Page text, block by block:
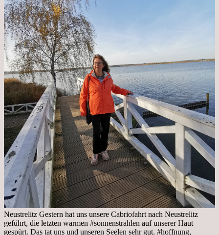
Neustrelitz Gestern hat uns unsere Cabriofahrt nach Neustrelitz
geführt, die letzten warmen #sonnenstrahlen auf unserer Haut
gespürt. Das tat uns und unseren Seelen sehr gut. #hoffnung,